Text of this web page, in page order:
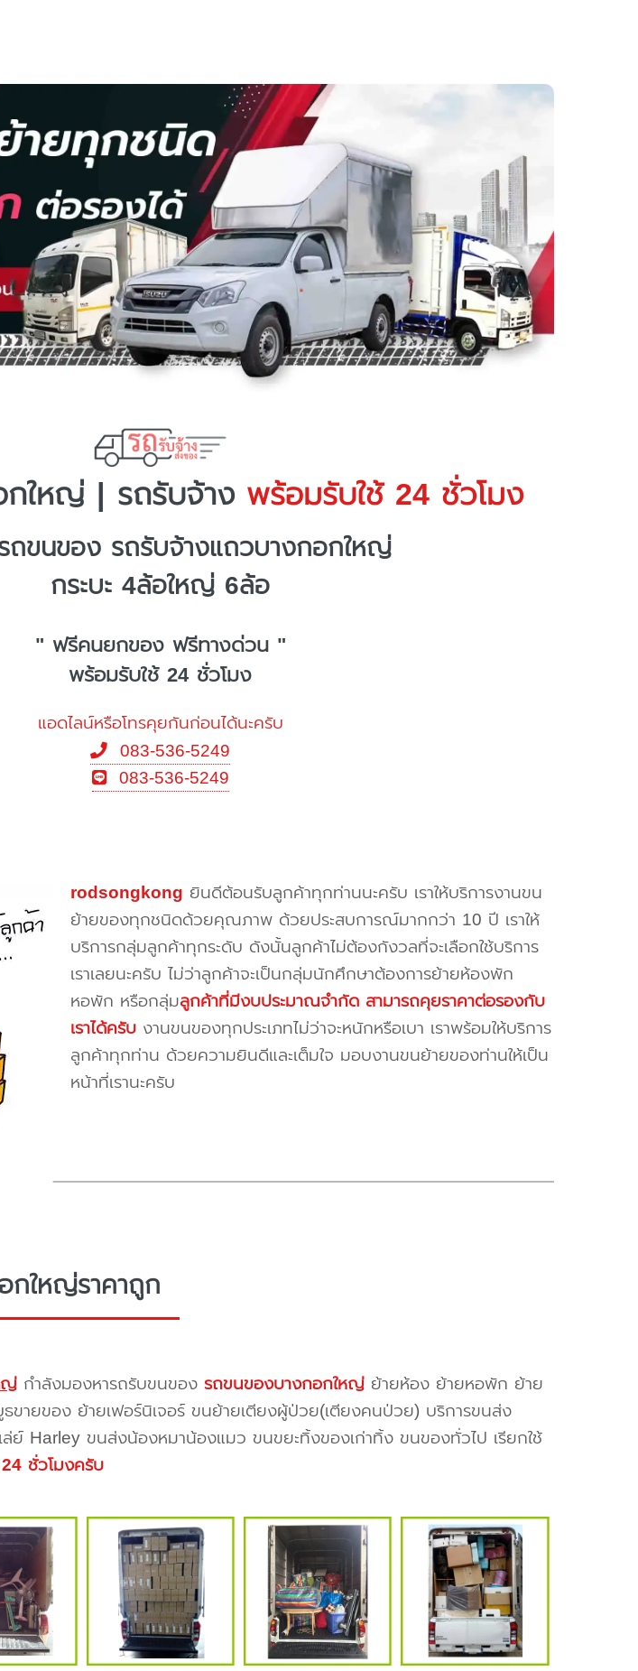
ใหญ่ | รถรับจ้างพร้อมรับใช้ 24 ชั่วโมง
ถขนของ รถรับจ้างแถวบางกอกใหญ่
กระบะ 4ล้อใหญ่ 6ล้อ
" ฟรีคนยกของ ฟรีทางด่วน "
พร้อมรับใช้ 24 ชั่วโมง
แอดไลน์หรือโทรคุยกันก่อนได้นะครับ
083-536-5249
083-536-5249
rodsongkong ยินดีต้อนรับลูกค้าทุกท่านนะครับ เราให้บริการงานขน
ย้ายของทุกชนิดด้วยคุณภาพ ด้วยประสบการณ์มากกว่า 10 ปี เราให้
บริการกลุ่มลูกค้าทุกระดับ ดังนั้นลูกค้าไม่ต้องกังวลที่จะเลือกใช้บริการ
เราเลยนะครับ ไม่ว่าลูกค้าจะเป็นกลุ่มนักศึกษาต้องการย้ายห้องพัก
หอพัก หรือกลุ่มลูกค้าที่มีงบประมาณจำกัด สามารถคุยราคาต่อรองกับ
เราได้ครับงานขนของทุกประเภทไม่ว่าจะหนักหรือเบา เราพร้อมให้บริการ
ลูกค้าทุกท่าน ด้วยความยินดีและเต็มใจ มอบงานขนย้ายของท่านให้เป็น
หน้าที่เรานะครับ
กใหญ่ราคาถูก
ญ่กำลังมองหารถรับขนของ รถขนของบางกอกใหญ่ย้ายห้อง ย้ายหอพัก ย้าย
ขายของ ย้ายเฟอร์นิเจอร์ ขนย้ายเตียงผู้ป่วย(เตียงคนป่วย) บริการขนส่ง
ย์ Harley ขนส่งน้องหมาน้องแมว ขนขยะทิ้งของเก่าทิ้ง ขนของทั่วไป เรียกใช้
24 ชั่วโมงครับ